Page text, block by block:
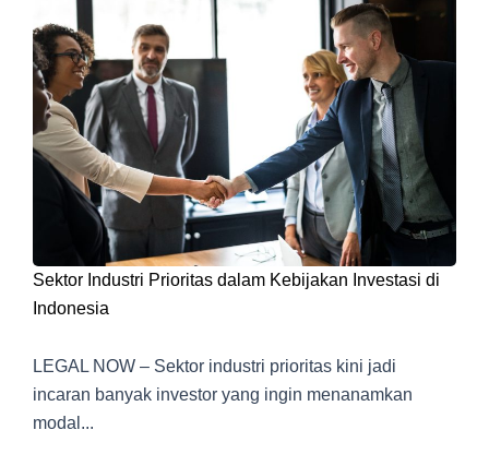
Sektor Industri Prioritas dalam Kebijakan Investasi di
Indonesia
LEGAL NOW – Sektor industri prioritas kini jadi
incaran banyak investor yang ingin menanamkan
modal...